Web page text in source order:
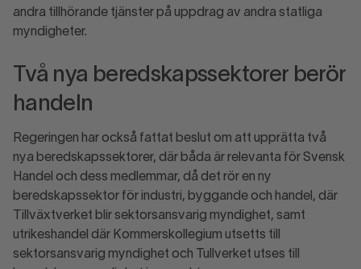
andra tillhörande tjänster på uppdrag av andra statliga
myndigheter.
Två nya beredskapssektorer berör
handeln
Regeringen har också fattat beslut om att upprätta två
nya beredskapssektorer, där båda är relevanta för Svensk
Handel och dess medlemmar, då det rör en ny
beredskapssektor för industri, byggande och handel, där
Tillväxtverket blir sektorsansvarig myndighet, samt
utrikeshandel där Kommerskollegium utsetts till
sektorsansvarig myndighet och Tullverket utses till